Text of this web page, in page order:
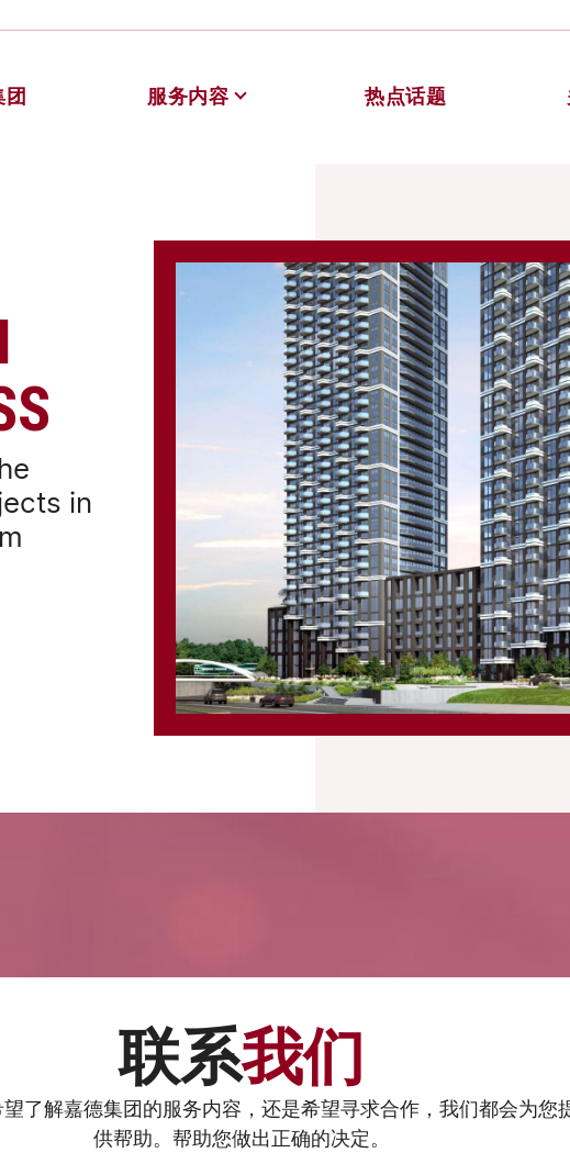
团 服务内容 热点话题
in
联系我们
了解嘉德集团的服务内容，还是希望寻求合作，我们都会为您
供帮助。帮助您做出正确的决定。